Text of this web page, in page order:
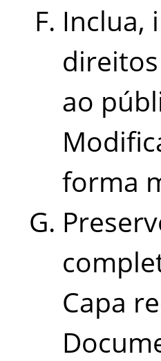
Inclua,
ao
forma
Capa